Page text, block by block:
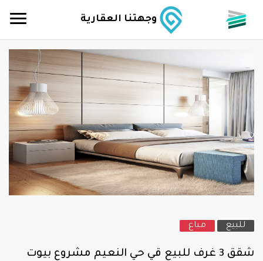
وجهتنا العقارية
للبيع مباع
شقق 3 غرف للبيع قي حي النعيم مشروع بيوت